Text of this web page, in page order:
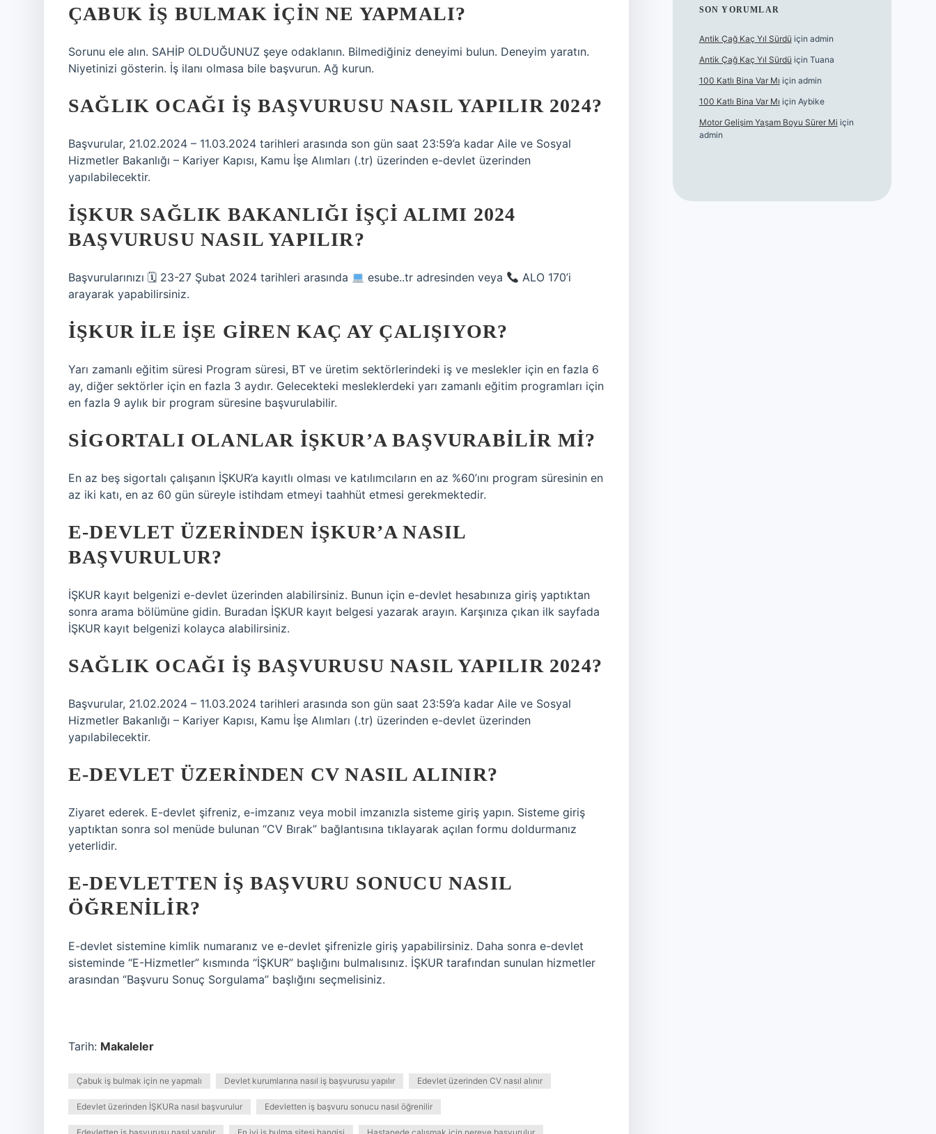
ÇABUK IŞ BULMAK IÇIN NE YAPMALI?
Sorunu ele alın. SAHİP OLDUĞUNUZ şeye odaklanın. Bilmediğiniz deneyimi bulun. Deneyim yaratın.
Niyetinizi gösterin. İş ilanı olmasa bile başvurun. Ağ kurun.
SAĞLIK OCAĞI IŞ BAŞVURUSU NASIL YAPILIR 2024?
Başvurular, 21.02.2024 – 11.03.2024 tarihleri ​​arasında son gün saat 23:59’a kadar Aile ve Sosyal
Hizmetler Bakanlığı – Kariyer Kapısı, Kamu İşe Alımları (.tr) üzerinden e-devlet üzerinden
yapılabilecektir.
İŞKUR SAĞLIK BAKANLIĞI IŞÇI ALIMI 2024
BAŞVURUSU NASIL YAPILIR?
Başvurularınızı 🗓 23-27 Şubat 2024 tarihleri ​​arasında esube..tr adresinden veya
ALO 170’i
arayarak yapabilirsiniz.
İŞKUR ILE IŞE GIREN KAÇ AY ÇALIŞIYOR?
Yarı zamanlı eğitim süresi Program süresi, BT ve üretim sektörlerindeki iş ve meslekler için en fazla 6
ay, diğer sektörler için en fazla 3 aydır. Gelecekteki mesleklerdeki yarı zamanlı eğitim programları için
en fazla 9 aylık bir program süresine başvurulabilir.
SIGORTALI OLANLAR İŞKUR’A BAŞVURABILIR MI?
En az beş sigortalı çalışanın İŞKUR’a kayıtlı olması ve katılımcıların en az %60’ını program süresinin en
az iki katı, en az 60 gün süreyle istihdam etmeyi taahhüt etmesi gerekmektedir.
E-DEVLET ÜZERINDEN İŞKUR’A NASIL
BAŞVURULUR?
İŞKUR kayıt belgenizi e-devlet üzerinden alabilirsiniz. Bunun için e-devlet hesabınıza giriş yaptıktan
sonra arama bölümüne gidin. Buradan İŞKUR kayıt belgesi yazarak arayın. Karşınıza çıkan ilk sayfada
İŞKUR kayıt belgenizi kolayca alabilirsiniz.
SAĞLIK OCAĞI IŞ BAŞVURUSU NASIL YAPILIR 2024?
Başvurular, 21.02.2024 – 11.03.2024 tarihleri ​​arasında son gün saat 23:59’a kadar Aile ve Sosyal
Hizmetler Bakanlığı – Kariyer Kapısı, Kamu İşe Alımları (.tr) üzerinden e-devlet üzerinden
yapılabilecektir.
E-DEVLET ÜZERINDEN CV NASIL ALINIR?
Ziyaret ederek. E-devlet şifreniz, e-imzanız veya mobil imzanızla sisteme giriş yapın. Sisteme giriş
yaptıktan sonra sol menüde bulunan “CV Bırak” bağlantısına tıklayarak açılan formu doldurmanız
yeterlidir.
E-DEVLETTEN IŞ BAŞVURU SONUCU NASIL
ÖĞRENILIR?
E-devlet sistemine kimlik numaranız ve e-devlet şifrenizle giriş yapabilirsiniz. Daha sonra e-devlet
sisteminde “E-Hizmetler” kısmında “İŞKUR” başlığını bulmalısınız. İŞKUR tarafından sunulan hizmetler
arasından “Başvuru Sonuç Sorgulama” başlığını seçmelisiniz.
Tarih: Makaleler
Çabuk iş bulmak için ne yapmalı Devlet kurumlarına nasıl iş başvurusu yapılır Edevlet üzerinden CV nasıl alınır
Edevlet üzerinden İŞKURa nasıl başvurulur Edevletten iş başvuru sonucu nasıl öğrenilir
SON YORUMLAR
Antik Çağ Kaç Yıl Sürdü için admin
Antik Çağ Kaç Yıl Sürdü için Tuana
100 Katlı Bina Var Mı için admin
100 Katlı Bina Var Mı için Aybike
Motor Gelişim Yaşam Boyu Sürer Mi için
admin